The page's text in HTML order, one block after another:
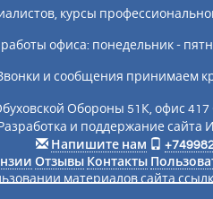
курсы
офиса: понедельник -
и сообщения принимаем
Обороны 51К, офис
и поддержание сайта
Напишите нам
Отзывы Контакты
материалов сайта